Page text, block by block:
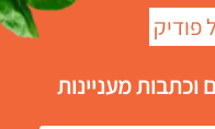
פודיק
וכתבות מעניינות